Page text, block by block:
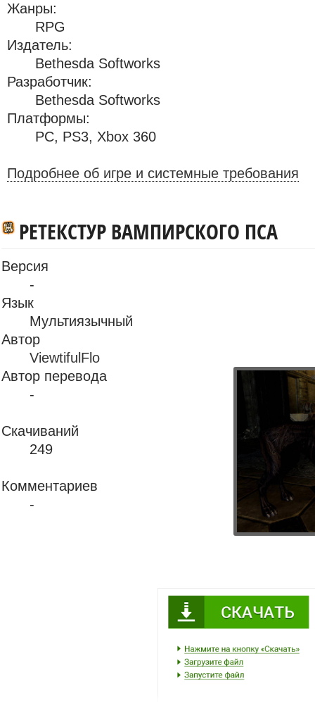
Жанры:
RPG
Издатель:
Bethesda Softworks
Разработчик:
Bethesda Softworks
Платформы:
PC, PS3, Xbox 360
Подробнее об игре и системные требования
РЕТЕКСТУР ВАМПИРСКОГО ПСА
Версия
-
Язык
Мультиязычный
Автор
ViewtifulFlo
Автор перевода
-
Скачиваний
249
Комментариев
-